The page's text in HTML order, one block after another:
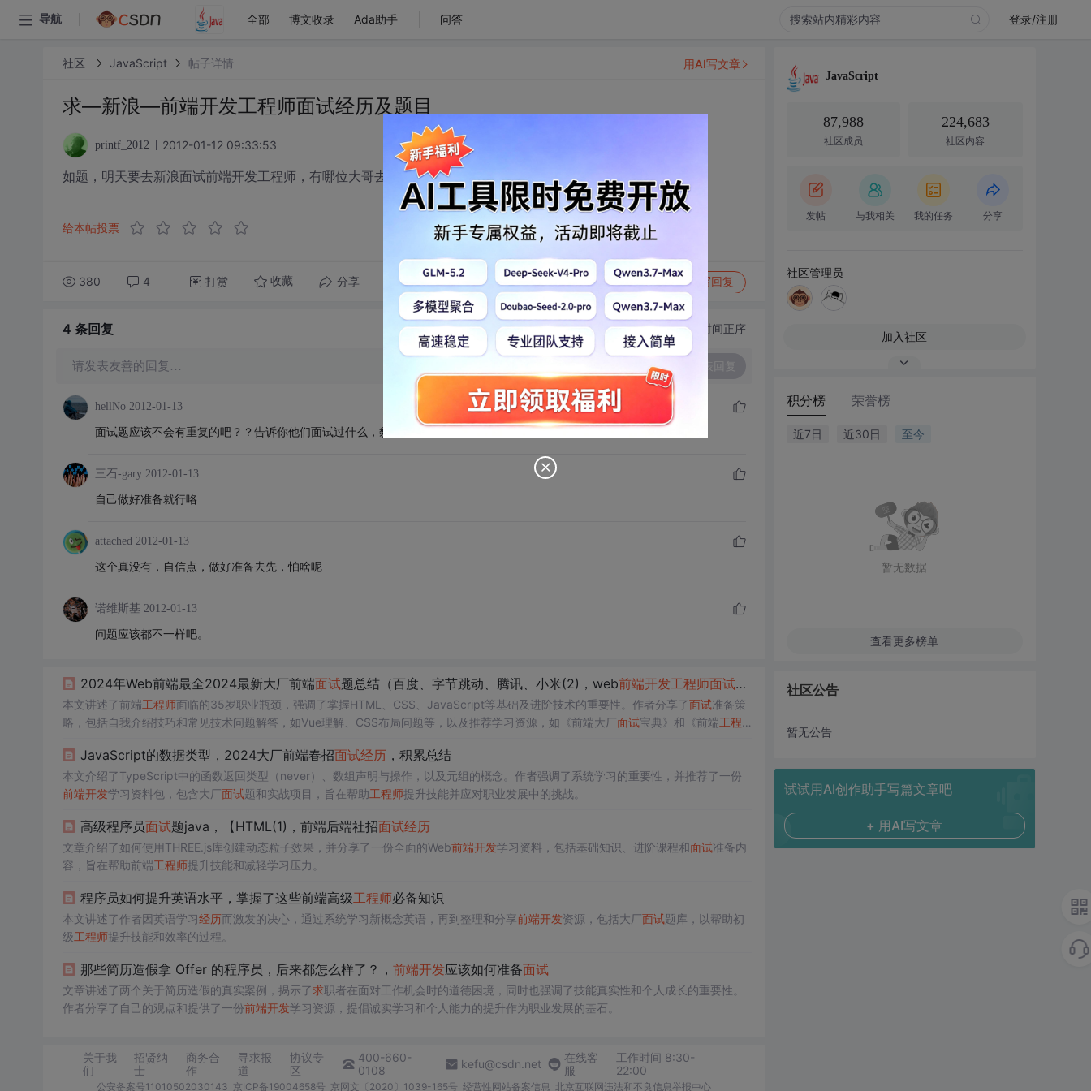
导航 全部 博文收录 Ada助手 问答 登录/注册
社区 JavaScript 帖子详情
求—新浪—前端开发工程师面试经历及题目
printf_2012 2012-01-12 09:33:53
如题，明天要去新浪面试前端开发工程师，有哪位大哥去过的，能透露透露点消息么。不胜感激！
给本帖投票
380 4 打赏 收藏 分享 转发到动态 举报 写回复
用AI写文章
4 条回复 切换为时间正序
请发表友善的回复…
hellNo 2012-01-13
面试题应该不会有重复的吧？？告诉你他们面试过什么，貌似没有意义。。。。那么多面试题、
三石-gary 2012-01-13
自己做好准备就行咯
attached 2012-01-13
这个真没有，自信点，做好准备去先，怕啥呢
诺维斯基 2012-01-13
问题应该都不一样吧。
2024年Web前端最全2024最新大厂前端面试题总结（百度、字节跳动、腾讯、小米(2)，web前端开发工程师面试自我介绍
本文讲述了前端工程师面临的35岁职业瓶颈，强调了掌握HTML、CSS、JavaScript等基础及进阶技术的重要性。作者分享了面试准备策
略，包括自我介绍技巧和常见技术问题解答，如Vue理解、CSS布局问题等，以及推荐学习资源，如《前端大厂面试宝典》和《前端工程
JavaScript的数据类型，2024大厂前端春招面试经历，积累总结
本文介绍了TypeScript中的函数返回类型（never）、数组声明与操作，以及元组的概念。作者强调了系统学习的重要性，并推荐了一份
前端开发学习资料包，包含大厂面试题和实战项目，旨在帮助工程师提升技能并应对职业发展中的挑战。
高级程序员面试题java，【HTML(1)，前端后端社招面试经历
文章介绍了如何使用THREE.js库创建动态粒子效果，并分享了一份全面的Web前端开发学习资料，包括基础知识、进阶课程和面试准备内
容，旨在帮助前端工程师提升技能和减轻学习压力。
程序员如何提升英语水平，掌握了这些前端高级工程师必备知识
本文讲述了作者因英语学习经历而激发的决心，通过系统学习新概念英语，再到整理和分享前端开发资源，包括大厂面试题库，以帮助初
级工程师提升技能和效率的过程。
那些简历造假拿 Offer 的程序员，后来都怎么样了？， 前端开发应该如何准备面试
文章讲述了两个关于简历造假的真实案例，揭示了求职者在面对工作机会时的道德困境，同时也强调了技能真实性和个人成长的重要性。
作者分享了自己的观点和提供了一份前端开发学习资源，提倡诚实学习和个人能力的提升作为职业发展的基石。
关于我
们
招贤纳
士
商务合
作
寻求报
道
协议专
区
400-660-
0108
kefu@csdn.net
在线客
服
工作时间 8:30-
22:00
公安备案号11010502030143 京ICP备19004658号 京网文〔2020〕1039-165号 经营性网站备案信息 北京互联网违法和不良信息举报中心
JavaScript
87,988
社区成员
224,683
社区内容
发帖 与我相关 我的任务 分享
社区管理员
加入社区
积分榜 荣誉榜
近7日 近30日 至今
暂无数据
查看更多榜单
社区公告
暂无公告
试试用AI创作助手写篇文章吧
+ 用AI写文章